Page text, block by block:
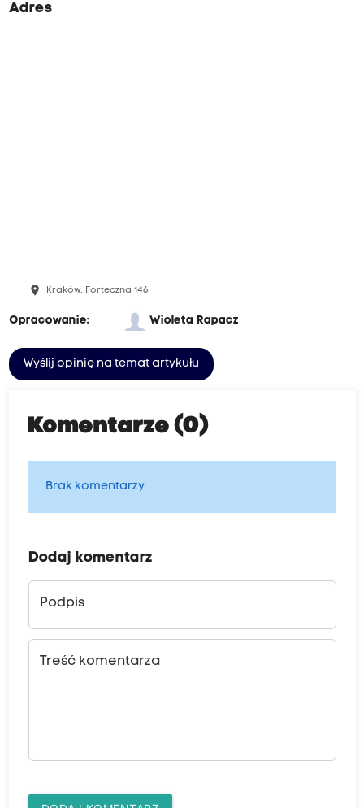
Adres
place Kraków, Forteczna 146
Opracowanie: Wioleta Rapacz
Wyślij opinię na temat artykułu
Komentarze (0)
Brak komentarzy
Dodaj komentarz
Podpis
Treść komentarza